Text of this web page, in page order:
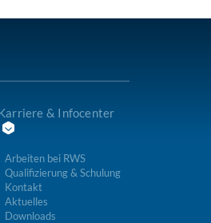
& Infocenter
Arbeiten bei RWS
Qualifizierung & Schulung
Kontakt
Aktuelles
Downloads